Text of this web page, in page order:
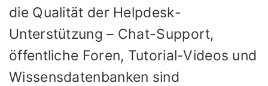
die Qualität der Helpdesk-
Unterstützung – Chat-Support,
öffentliche Foren, Tutorial-Videos und
Wissensdatenbanken sind